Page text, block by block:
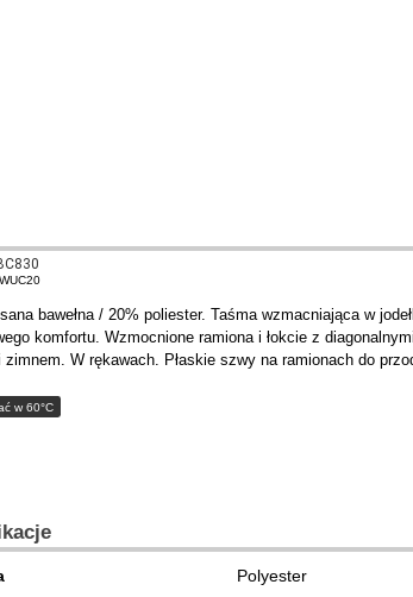
bawełna / 20% poliester. Taśma wzmacniająca w
komfortu. Wzmocnione ramiona i łokcie z
zimnem. W rękawach. Płaskie szwy na ramionach do
w 60°C
Polyester